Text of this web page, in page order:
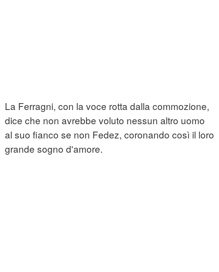
La Ferragni, con la voce rotta dalla commozione,
dice che non avrebbe voluto nessun altro uomo
al suo fianco se non Fedez, coronando così il loro
grande sogno d'amore.